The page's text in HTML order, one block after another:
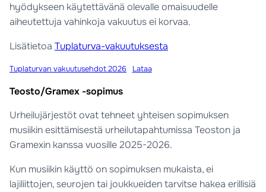
hyödykseen käytettävänä olevalle omaisuudelle
aiheutettuja vahinkoja vakuutus ei korvaa.
Lisätietoa Tuplaturva-vakuutuksesta
Tuplaturvan vakuutusehdot 2026 Lataa
Teosto/Gramex -sopimus
Urheilujärjestöt ovat tehneet yhteisen sopimuksen
musiikin esittämisestä urheilutapahtumissa Teoston ja
Gramexin kanssa vuosille 2025-2026.
Kun musiikin käyttö on sopimuksen mukaista, ei
lajiliittojen, seurojen tai joukkueiden tarvitse hakea erillisiä